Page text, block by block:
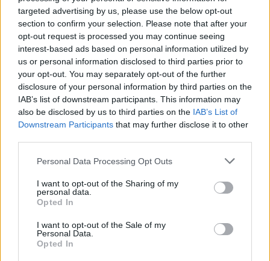
targeted advertising by us, please use the below opt-out
section to confirm your selection. Please note that after your
opt-out request is processed you may continue seeing
interest-based ads based on personal information utilized by
us or personal information disclosed to third parties prior to
your opt-out. You may separately opt-out of the further
disclosure of your personal information by third parties on the
IAB’s list of downstream participants. This information may
also be disclosed by us to third parties on the IAB’s List of
Downstream Participants that may further disclose it to other
Personal Data Processing Opt Outs
I want to opt-out of the Sharing of my
personal data.
Opted In
I want to opt-out of the Sale of my
Personal Data.
Opted In
I prodotti saranno contenuti in due borse “giallo plasma”
rigorosamente griffate Avis, che a loro volta potranno essere
conservate e riutilizzate.
La consegna di queste food bag a nome dei 246 donatori
prignanesi avverrà a ridosso del Natale e vuole rappresentare un
ulteriore impegno di solidarietà nei confronti della comunità.
Termina così un anno sicuramente da dimenticare, ma positivo
per l’Avis di Prignano, che con 445 donazioni ha superato dell’
partecipazione dei donatori anche e soprattutto nei momenti più